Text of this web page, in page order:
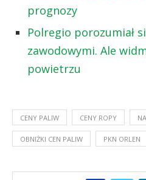
prognozy
Polregio porozumiał
zawodowymi. Ale
powietrzu
CENY PALIW CENY ROPY
OBNIŻKI CEN PALIW PKN ORLEN